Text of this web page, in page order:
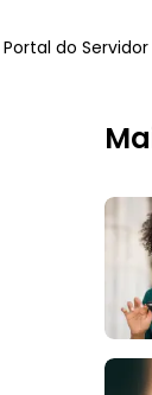
Portal do Servidor